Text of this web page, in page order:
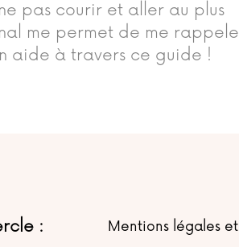
pas courir et aller au plus
me permet de me
aide à travers ce guide !
: Mentions légales